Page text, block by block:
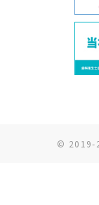
© 2019-